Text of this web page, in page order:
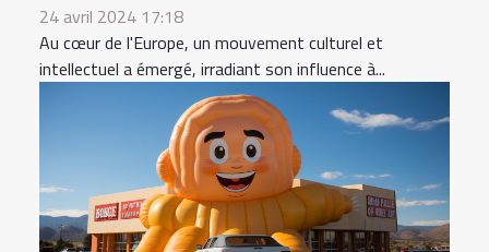
24 avril 2024 17:18
Au cœur de l'Europe, un mouvement culturel et
intellectuel a émergé, irradiant son influence à...